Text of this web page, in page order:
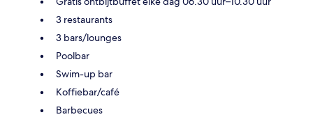
3 restaurants
3 bars/lounges
Poolbar
Swim-up bar
Koffiebar/café
Barbecues